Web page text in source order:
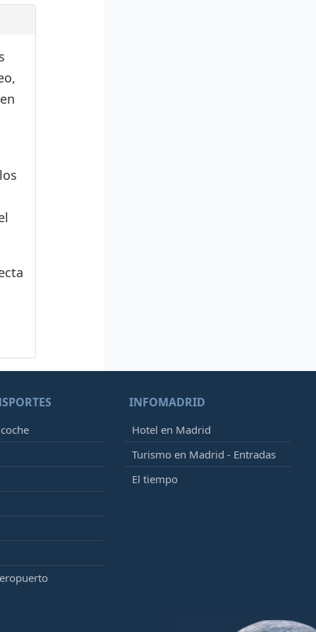
INFOMADRID
Hotel en Madrid
Turismo en Madrid - Entradas
El tiempo